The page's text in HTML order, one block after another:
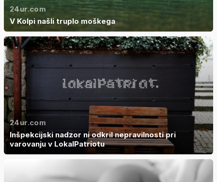
24ur.com
V Kolpi našli truplo moškega
24ur.com
Inšpekcijski nadzor ni odkril nepravilnosti pri
varovanju v LokalPatriotu